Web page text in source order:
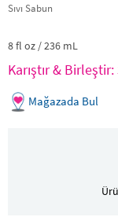
Sıvı Sabun
8 fl oz / 236 mL
Karıştır &
Mağazada Bul